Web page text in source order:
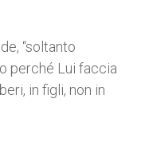
“soltanto
perché Lui faccia
in figli, non in